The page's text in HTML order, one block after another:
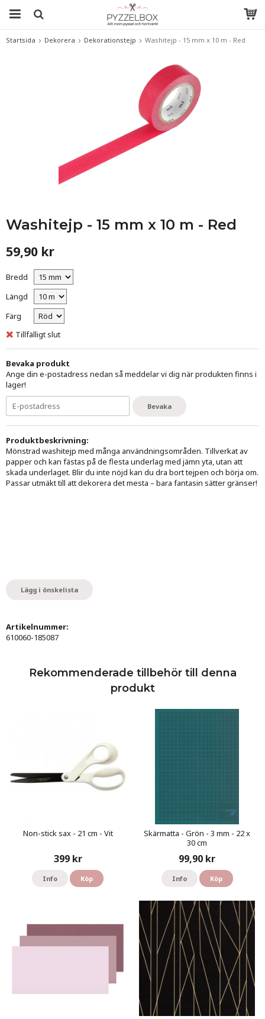
Startsida Dekorera Dekorationstejp Washitejp - 15 mm x 10 m - Red
Washitejp - 15 mm x 10 m - Red
59,90 kr
Bredd
Längd
Färg
Tillfälligt slut
Bevaka produkt
Ange din e-postadress nedan så meddelar vi dig när produkten finns i
lager!
Bevaka
Produktbeskrivning:
Mönstrad washitejp med många användningsområden. Tillverkat av
papper och kan fästas på de flesta underlag med jämn yta, utan att
skada underlaget. Blir du inte nöjd kan du dra bort tejpen och börja om.
Passar utmäkt till att dekorera det mesta – bara fantasin sätter gränser!
Lägg i önskelista
Artikelnummer:
610060-185087
Rekommenderade tillbehör till denna
produkt
Non-stick sax - 21 cm - Vit
399 kr
Info Köp
Skärmatta - Grön - 3 mm - 22 x
30 cm
99,90 kr
Info Köp